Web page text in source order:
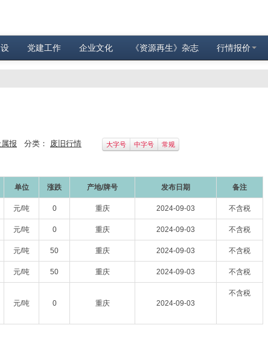
党建工作 企业文化 《资源再生》杂志 行情报价
报 分类： 废旧行情 大字号 中字号 常规
单位 涨跌 产地/牌号 发布日期 备注
元/吨 0 重庆 2024-09-03 不含税
元/吨 0 重庆 2024-09-03 不含税
元/吨 50 重庆 2024-09-03 不含税
元/吨 50 重庆 2024-09-03 不含税
元/吨 0 重庆 2024-09-03
不含税